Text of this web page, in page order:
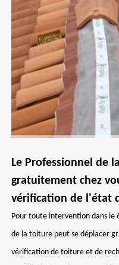
Le Professionnel de
gratuitement chez
vérification de l'état
Pour toute intervention dans le
de la toiture peut se déplacer
vérification de toiture et de